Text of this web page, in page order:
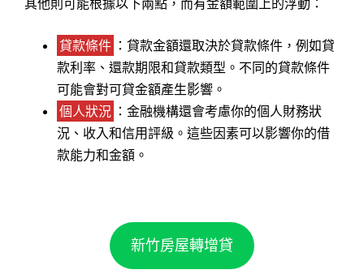
其他則可能根據以下兩點，而有金額範圍上的浮動：
貸款條件 ：貸款金額還取決於貸款條件，例如貸
款利率、還款期限和貸款類型。不同的貸款條件
可能會對可貸金額產生影響。
個人狀況 ：金融機構還會考慮你的個人財務狀
況、收入和信用評級。這些因素可以影響你的借
款能力和金額。
新竹房屋轉增貸